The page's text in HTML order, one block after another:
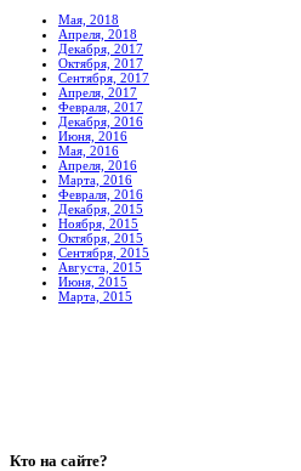
Мая, 2018
Апреля, 2018
Декабря, 2017
Октября, 2017
Сентября, 2017
Апреля, 2017
Февраля, 2017
Декабря, 2016
Июня, 2016
Мая, 2016
Апреля, 2016
Марта, 2016
Февраля, 2016
Декабря, 2015
Ноября, 2015
Октября, 2015
Сентября, 2015
Августа, 2015
Июня, 2015
Марта, 2015
Кто на сайте?